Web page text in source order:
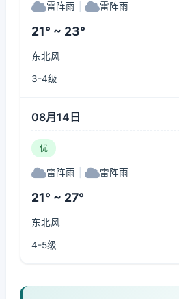
雷阵雨 雷阵雨
21° ~ 23°
东北风
3-4级
08月14日
优
雷阵雨 雷阵雨
21° ~ 27°
东北风
4-5级